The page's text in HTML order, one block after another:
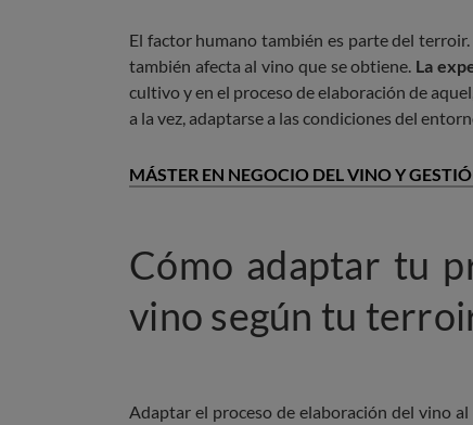
El factor humano también es parte del
también afecta al vino que se obtiene. La
cultivo y en el proceso de elaboración de
a la vez, adaptarse a las condiciones del
MÁSTER EN NEGOCIO DEL VINO Y
Cómo adaptar tu
vino según tu
Adaptar el proceso de elaboración del vino